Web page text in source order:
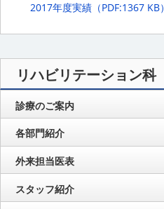
2017年度実績（PDF:1367 KB）
リハビリテーション科
診療のご案内
各部門紹介
外来担当医表
スタッフ紹介